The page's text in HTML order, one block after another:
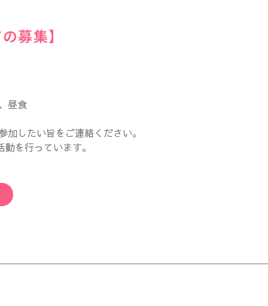
募集】
昼食
したい旨をご連絡ください。
を行っています。